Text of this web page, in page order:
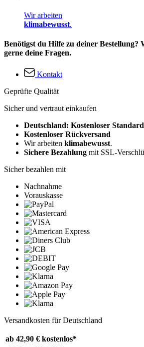
Wir arbeiten
klimabewusst.
Benötigst du Hilfe zu deiner Bestellung?
gerne deine Fragen.
Kontakt
Geprüfte Qualität
Sicher und vertraut einkaufen
Deutschland: Kostenloser
Kostenloser Rückversand
Wir arbeiten klimabewusst.
Sichere Bezahlung mit SSL-
Sicher bezahlen mit
Nachnahme
Vorauskasse
Versandkosten für Deutschland
ab 42,90 € kostenlos*